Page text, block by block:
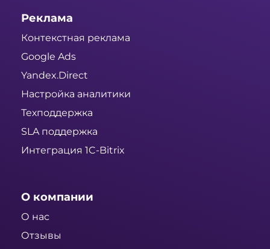
Реклама
Контекстная реклама
Google Ads
Yandex.Direct
Настройка аналитики
Техподдержка
SLA поддержка
Интеграция 1C-Bitrix
О компании
О нас
Отзывы